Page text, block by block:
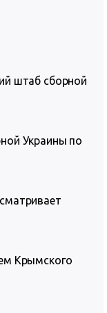
штаб сборной
Украины по
Крымского